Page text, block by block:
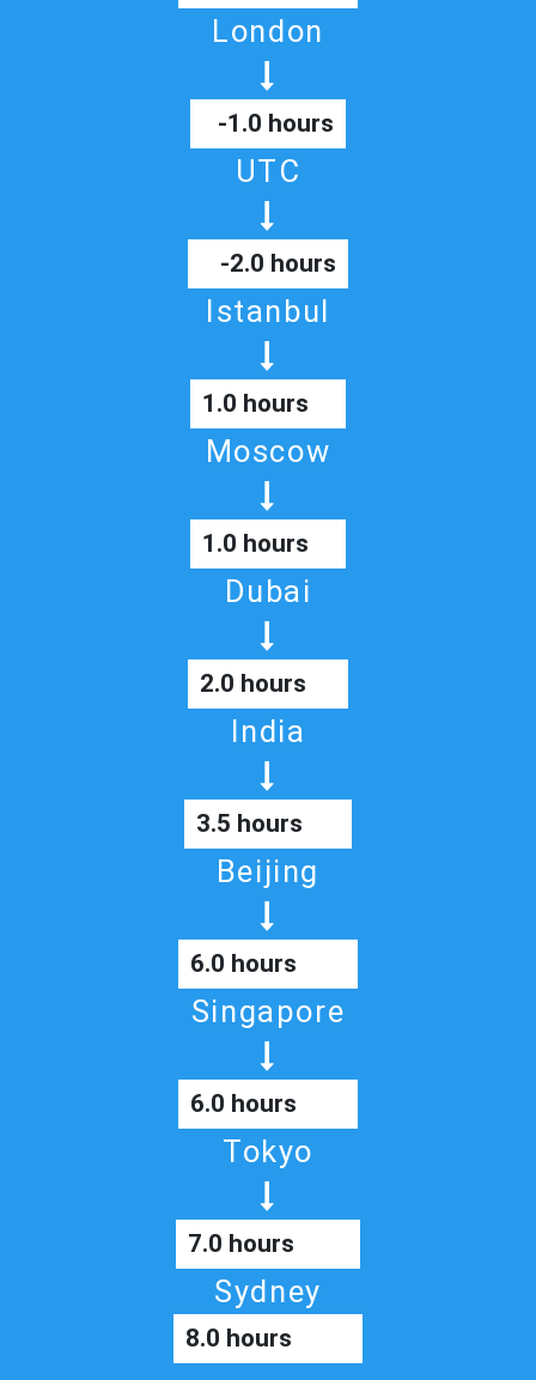
London
-1.0 hours
UTC
-2.0 hours
Istanbul
1.0 hours
Moscow
1.0 hours
Dubai
2.0 hours
India
3.5 hours
Beijing
6.0 hours
Singapore
6.0 hours
Tokyo
7.0 hours
Sydney
8.0 hours